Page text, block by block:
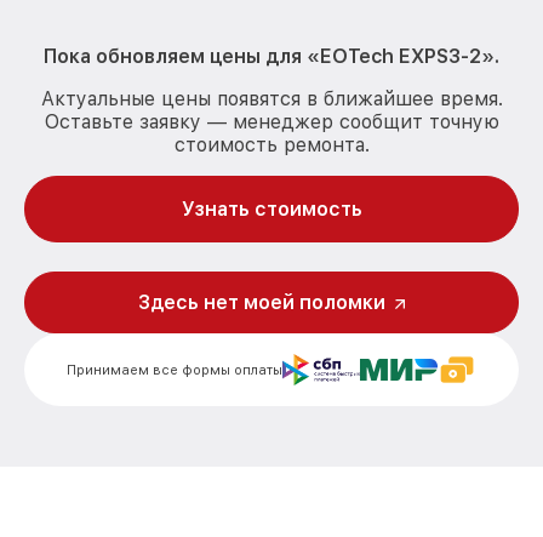
Пока обновляем цены для « EOTech EXPS3-2».
Актуальные цены появятся в ближайшее время.
Оставьте заявку — менеджер сообщит точную
стоимость ремонта.
Узнать стоимость
Принимаем все формы оплаты
Здесь нет моей поломки